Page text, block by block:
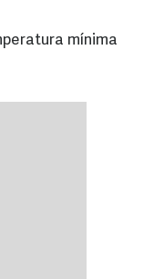
mínima